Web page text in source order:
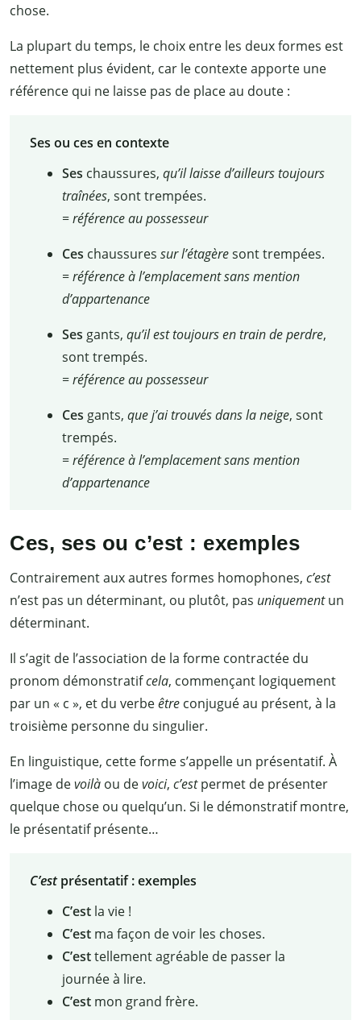
chose.
La plupart du temps, le choix entre les deux formes est
nettement plus évident, car le contexte apporte une
référence qui ne laisse pas de place au doute :
Ses ou ces en contexte
Ses chaussures, qu’il laisse d’ailleurs toujours
traînées, sont trempées.
=référence au possesseur
Ces chaussures sur l’étagèresont trempées.
=référence à l’emplacement sans mention
d’appartenance
Ses gants, qu’il est toujours en train de perdre,
sont trempés.
=référence au possesseur
Ces gants, que j’ai trouvés dans la neige, sont
trempés.
=référence à l’emplacement sans mention
d’appartenance
Ces, ses ou c’est : exemples
Contrairement aux autres formes homophones, c’est
n’est pas un déterminant, ou plutôt, pas uniquementun
déterminant.
Il s’agit de l’association de la forme contractée du
pronom démonstratifcela, commençant logiquement
par un « c », et du verbeêtre conjugué au présent, à la
troisième personne du singulier.
En linguistique, cette forme s’appelle un présentatif. À
l’image devoilà ou devoici, c’estpermet de présenter
quelque chose ou quelqu’un. Si le démonstratif montre,
le présentatif présente…
C’estprésentatif : exemples
C’estla vie !
C’estma façon de voir les choses.
C’esttellement agréable de passer la
journée à lire.
C’est mon grand frère.